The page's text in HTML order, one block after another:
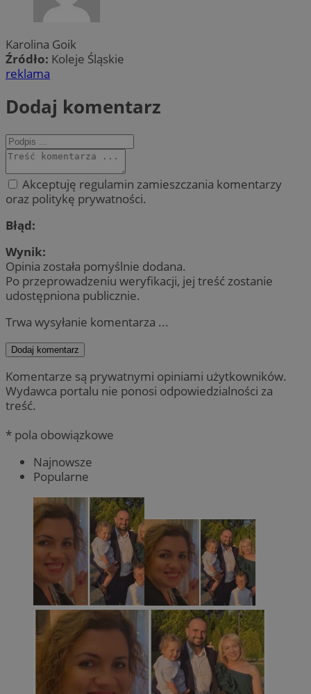
Karolina Goik
Źródło: Koleje Śląskie
reklama
Dodaj komentarz
Akceptuję regulamin zamieszczania komentarzy
oraz politykę prywatności.
Błąd:
Wynik:
Opinia została pomyślnie dodana.
Po przeprowadzeniu weryfikacji, jej treść zostanie
udostępniona publicznie.
Trwa wysyłanie komentarza ...
Dodaj komentarz
Komentarze są prywatnymi opiniami użytkowników.
Wydawca portalu nie ponosi odpowiedzialności za
treść.
* pola obowiązkowe
Najnowsze
Popularne